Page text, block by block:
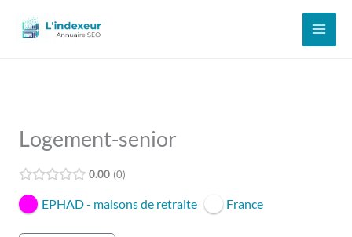
Logement-senior
0.00 0
EPHAD - maisons de retraite France